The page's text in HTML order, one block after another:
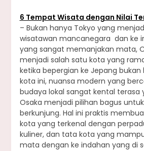
6 Tempat Wisata dengan Nilai
– Bukan hanya Tokyo yang
wisatawan mancanegara dan ke
yang sangat memanjakan mata,
menjadi salah satu kota yang
ketika bepergian ke Jepang bukan
kota ini, nuansa modern yang
budaya lokal sangat kental
Osaka menjadi pilihan bagus
berkunjung. Hal ini praktis
kota yang terkenal dengan
kuliner, dan tata kota yang
mata dengan ke indahan yang di